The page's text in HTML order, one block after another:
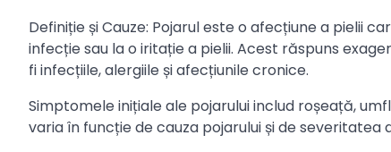
Definiție și Cauze: Pojarul este o afecțiune a pielii
infecție sau la o iritație a pielii. Acest răspuns
fi infecțiile, alergiile și afecțiunile cronice.
Simptomele inițiale ale pojarului includ roșeață,
varia în funcție de cauza pojarului și de severitatea